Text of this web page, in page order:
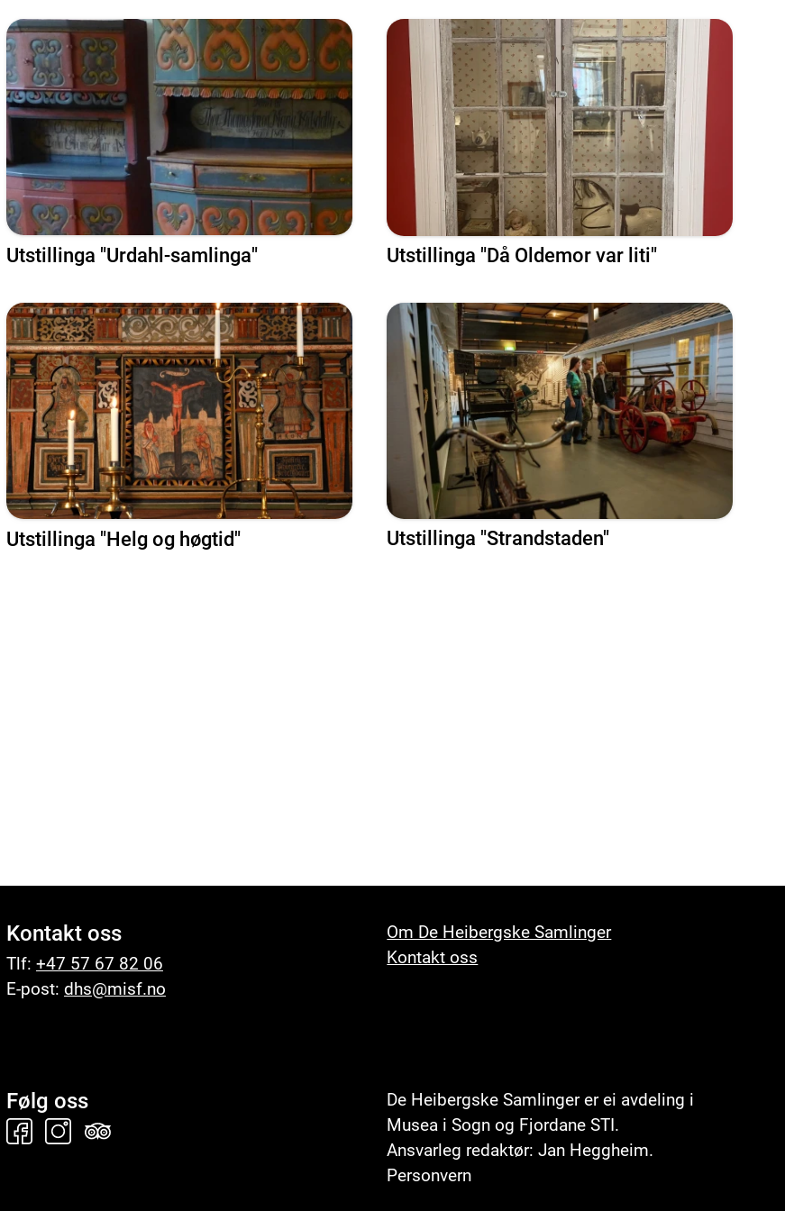
Utstillinga "Urdahl-samlinga" Utstillinga "Då Oldemor var liti"
Utstillinga "Helg og høgtid" Utstillinga "Strandstaden"
Kontakt oss
Tlf: +47 57 67 82 06
E-post: dhs@misf.no
Om De Heibergske Samlinger
Kontakt oss
Følg oss
De Heibergske Samlinger er ei avdeling i
Musea i Sogn og Fjordane STI.
Ansvarleg redaktør: Jan Heggheim.
Personvern